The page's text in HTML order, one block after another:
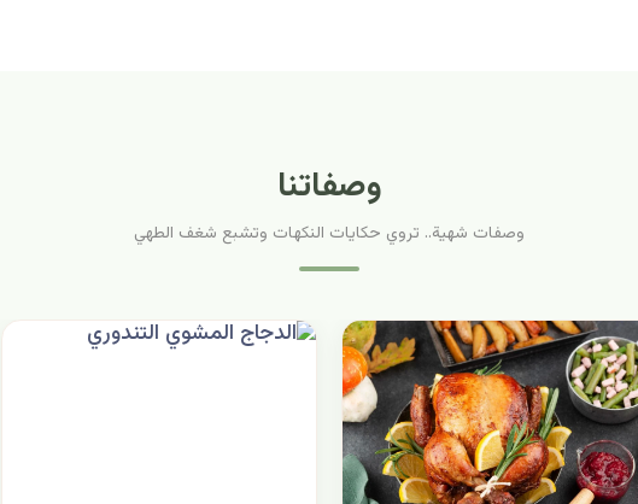
وصفاتنا
وصفات شهية.. تروي حكايات النكهات وتشبع شغف الطهي